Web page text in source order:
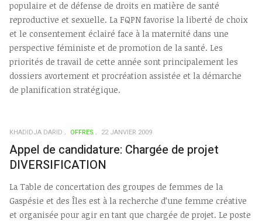
populaire et de défense de droits en matière de santé
reproductive et sexuelle. La FQPN favorise la liberté de choix
et le consentement éclairé face à la maternité dans une
perspective féministe et de promotion de la santé. Les
priorités de travail de cette année sont principalement les
dossiers avortement et procréation assistée et la démarche
de planification stratégique.
KHADIDJA DARID OFFRES 22 JANVIER 2009
Appel de candidature: Chargée de projet
DIVERSIFICATION
La Table de concertation des groupes de femmes de la
Gaspésie et des Îles est à la recherche d’une femme créative
et organisée pour agir en tant que chargée de projet. Le poste